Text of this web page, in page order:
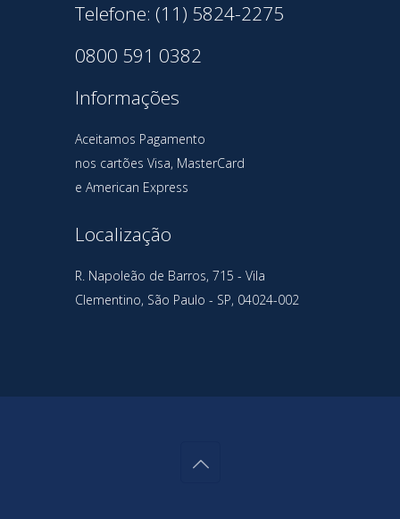
Telefone: (11) 5824-2275
0800 591 0382
Informações
Aceitamos Pagamento
nos cartões Visa, MasterCard
e American Express
Localização
R. Napoleão de Barros, 715 - Vila
Clementino, São Paulo - SP, 04024-002